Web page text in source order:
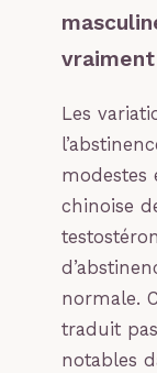
Les
modestes
chinoise
normale.
traduit
notables